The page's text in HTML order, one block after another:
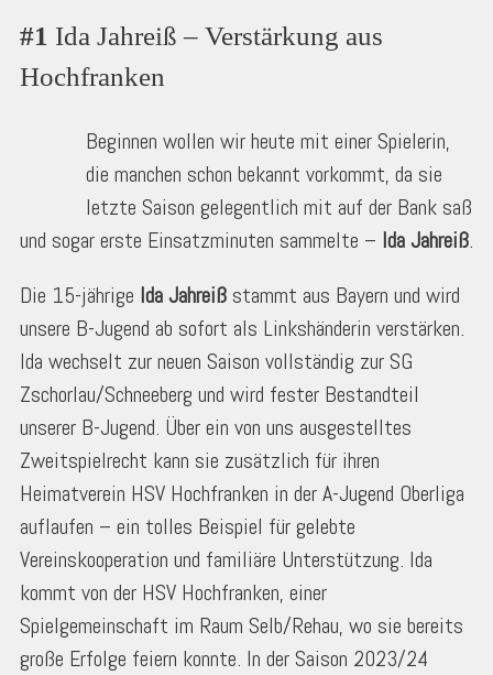
#1 Ida Jahreiß – Verstärkung aus
Hochfranken
Beginnen wollen wir heute mit einer Spielerin,
die manchen schon bekannt vorkommt, da sie
letzte Saison gelegentlich mit auf der Bank saß
und sogar erste Einsatzminuten sammelte – Ida Jahreiß.
Die 15-jährige Ida Jahreiß stammt aus Bayern und wird
unsere B-Jugend ab sofort als Linkshänderin verstärken.
Ida wechselt zur neuen Saison vollständig zur SG
Zschorlau/Schneeberg und wird fester Bestandteil
unserer B-Jugend. Über ein von uns ausgestelltes
Zweitspielrecht kann sie zusätzlich für ihren
Heimatverein HSV Hochfranken in der A-Jugend Oberliga
auflaufen – ein tolles Beispiel für gelebte
Vereinskooperation und familiäre Unterstützung. Ida
kommt von der HSV Hochfranken, einer
Spielgemeinschaft im Raum Selb/Rehau, wo sie bereits
große Erfolge feiern konnte. In der Saison 2023/24